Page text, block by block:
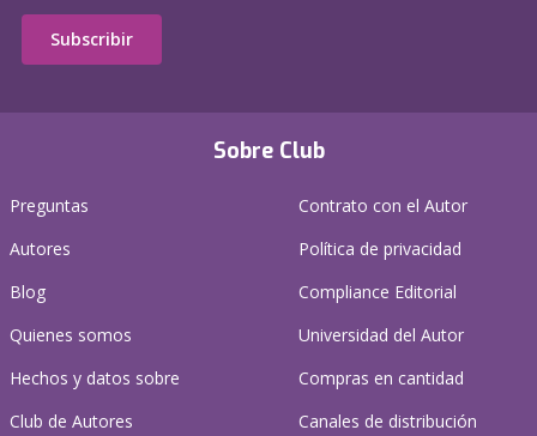
Sobre Club
Preguntas
Autores
Blog
Quienes somos
Hechos y datos sobre
Club de Autores
Contrato con el Autor
Política de privacidad
Compliance Editorial
Universidad del Autor
Compras en cantidad
Canales de distribución
Subscribir